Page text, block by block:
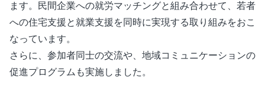
ます。民間企業への就労マッチングと組み合わせて、若者
への住宅支援と就業支援を同時に実現する取り組みをおこ
なっています。
さらに、参加者同士の交流や、地域コミュニケーションの
促進プログラムも実施しました。